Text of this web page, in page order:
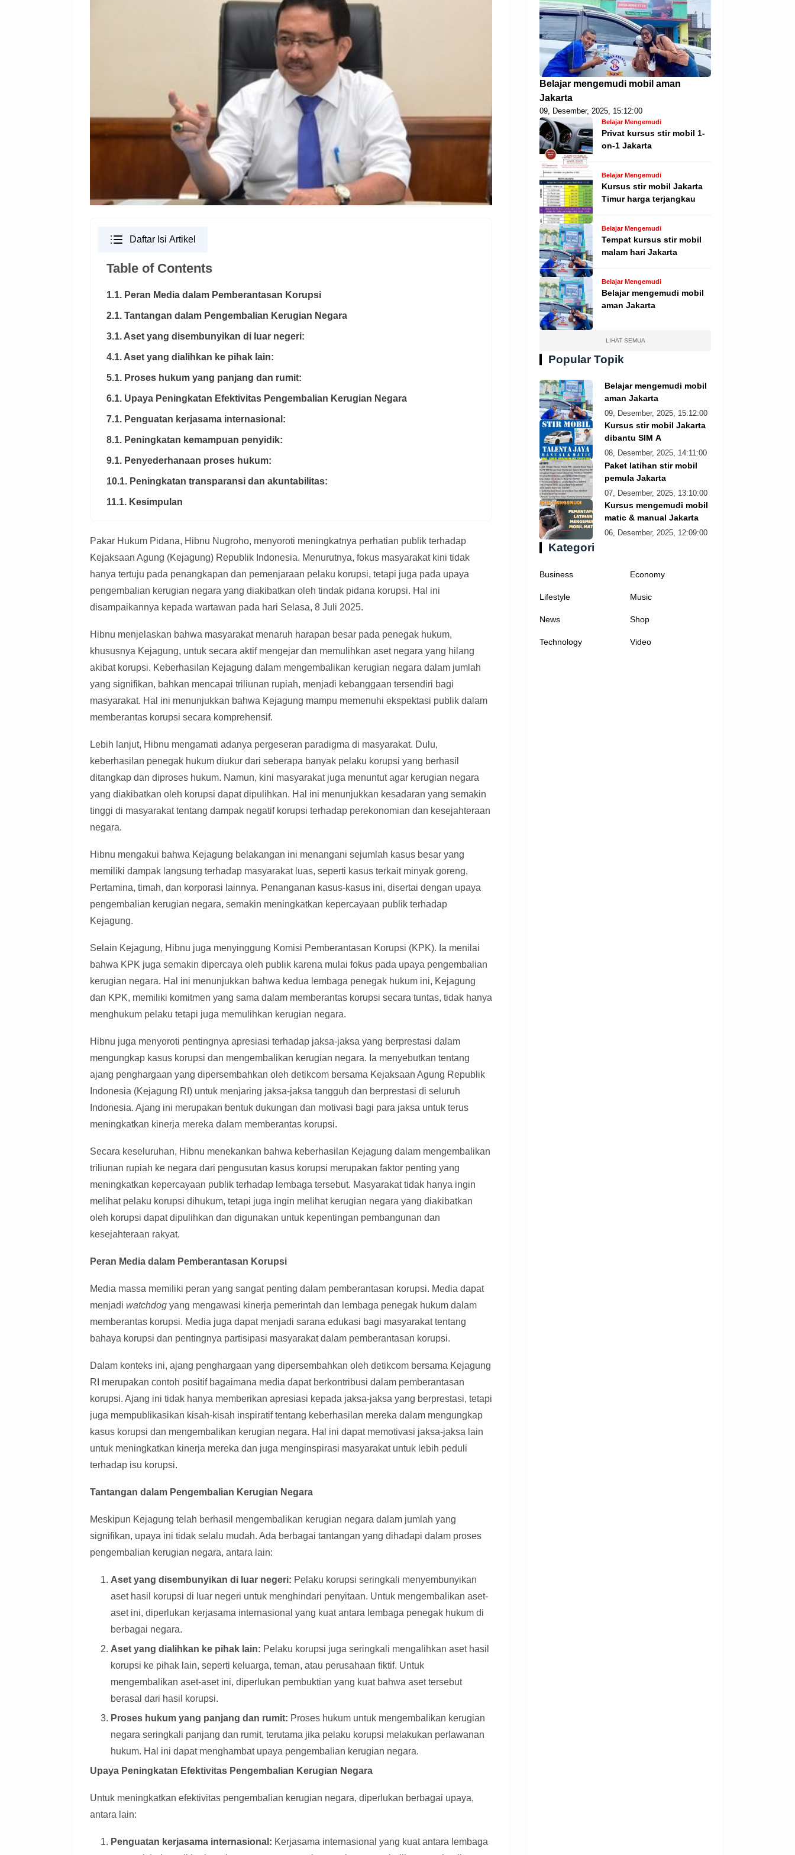
Daftar Isi Artikel
Table of Contents
1.1. Peran Media dalam Pemberantasan Korupsi
2.1. Tantangan dalam Pengembalian Kerugian Negara
3.1. Aset yang disembunyikan di luar negeri:
4.1. Aset yang dialihkan ke pihak lain:
5.1. Proses hukum yang panjang dan rumit:
6.1. Upaya Peningkatan Efektivitas Pengembalian Kerugian Negara
7.1. Penguatan kerjasama internasional:
8.1. Peningkatan kemampuan penyidik:
9.1. Penyederhanaan proses hukum:
10.1. Peningkatan transparansi dan akuntabilitas:
11.1. Kesimpulan
Pakar Hukum Pidana, Hibnu Nugroho, menyoroti meningkatnya perhatian publik terhadap
Kejaksaan Agung (Kejagung) Republik Indonesia. Menurutnya, fokus masyarakat kini tidak
hanya tertuju pada penangkapan dan pemenjaraan pelaku korupsi, tetapi juga pada upaya
pengembalian kerugian negara yang diakibatkan oleh tindak pidana korupsi. Hal ini
disampaikannya kepada wartawan pada hari Selasa, 8 Juli 2025.
Hibnu menjelaskan bahwa masyarakat menaruh harapan besar pada penegak hukum,
khususnya Kejagung, untuk secara aktif mengejar dan memulihkan aset negara yang hilang
akibat korupsi. Keberhasilan Kejagung dalam mengembalikan kerugian negara dalam jumlah
yang signifikan, bahkan mencapai triliunan rupiah, menjadi kebanggaan tersendiri bagi
masyarakat. Hal ini menunjukkan bahwa Kejagung mampu memenuhi ekspektasi publik dalam
memberantas korupsi secara komprehensif.
Lebih lanjut, Hibnu mengamati adanya pergeseran paradigma di masyarakat. Dulu,
keberhasilan penegak hukum diukur dari seberapa banyak pelaku korupsi yang berhasil
ditangkap dan diproses hukum. Namun, kini masyarakat juga menuntut agar kerugian negara
yang diakibatkan oleh korupsi dapat dipulihkan. Hal ini menunjukkan kesadaran yang semakin
tinggi di masyarakat tentang dampak negatif korupsi terhadap perekonomian dan kesejahteraan
negara.
Hibnu mengakui bahwa Kejagung belakangan ini menangani sejumlah kasus besar yang
memiliki dampak langsung terhadap masyarakat luas, seperti kasus terkait minyak goreng,
Pertamina, timah, dan korporasi lainnya. Penanganan kasus-kasus ini, disertai dengan upaya
pengembalian kerugian negara, semakin meningkatkan kepercayaan publik terhadap
Kejagung.
Selain Kejagung, Hibnu juga menyinggung Komisi Pemberantasan Korupsi (KPK). Ia menilai
bahwa KPK juga semakin dipercaya oleh publik karena mulai fokus pada upaya pengembalian
kerugian negara. Hal ini menunjukkan bahwa kedua lembaga penegak hukum ini, Kejagung
dan KPK, memiliki komitmen yang sama dalam memberantas korupsi secara tuntas, tidak hanya
menghukum pelaku tetapi juga memulihkan kerugian negara.
Hibnu juga menyoroti pentingnya apresiasi terhadap jaksa-jaksa yang berprestasi dalam
mengungkap kasus korupsi dan mengembalikan kerugian negara. Ia menyebutkan tentang
ajang penghargaan yang dipersembahkan oleh detikcom bersama Kejaksaan Agung Republik
Indonesia (Kejagung RI) untuk menjaring jaksa-jaksa tangguh dan berprestasi di seluruh
Indonesia. Ajang ini merupakan bentuk dukungan dan motivasi bagi para jaksa untuk terus
meningkatkan kinerja mereka dalam memberantas korupsi.
Secara keseluruhan, Hibnu menekankan bahwa keberhasilan Kejagung dalam mengembalikan
triliunan rupiah ke negara dari pengusutan kasus korupsi merupakan faktor penting yang
meningkatkan kepercayaan publik terhadap lembaga tersebut. Masyarakat tidak hanya ingin
melihat pelaku korupsi dihukum, tetapi juga ingin melihat kerugian negara yang diakibatkan
oleh korupsi dapat dipulihkan dan digunakan untuk kepentingan pembangunan dan
kesejahteraan rakyat.
Peran Media dalam Pemberantasan Korupsi
Media massa memiliki peran yang sangat penting dalam pemberantasan korupsi. Media dapat
menjadi watchdog yang mengawasi kinerja pemerintah dan lembaga penegak hukum dalam
memberantas korupsi. Media juga dapat menjadi sarana edukasi bagi masyarakat tentang
bahaya korupsi dan pentingnya partisipasi masyarakat dalam pemberantasan korupsi.
Dalam konteks ini, ajang penghargaan yang dipersembahkan oleh detikcom bersama Kejagung
RI merupakan contoh positif bagaimana media dapat berkontribusi dalam pemberantasan
korupsi. Ajang ini tidak hanya memberikan apresiasi kepada jaksa-jaksa yang berprestasi, tetapi
juga mempublikasikan kisah-kisah inspiratif tentang keberhasilan mereka dalam mengungkap
kasus korupsi dan mengembalikan kerugian negara. Hal ini dapat memotivasi jaksa-jaksa lain
untuk meningkatkan kinerja mereka dan juga menginspirasi masyarakat untuk lebih peduli
terhadap isu korupsi.
Tantangan dalam Pengembalian Kerugian Negara
Meskipun Kejagung telah berhasil mengembalikan kerugian negara dalam jumlah yang
signifikan, upaya ini tidak selalu mudah. Ada berbagai tantangan yang dihadapi dalam proses
pengembalian kerugian negara, antara lain:
Aset yang disembunyikan di luar negeri: Pelaku korupsi seringkali menyembunyikan
aset hasil korupsi di luar negeri untuk menghindari penyitaan. Untuk mengembalikan aset-
aset ini, diperlukan kerjasama internasional yang kuat antara lembaga penegak hukum di
berbagai negara.
Aset yang dialihkan ke pihak lain: Pelaku korupsi juga seringkali mengalihkan aset hasil
korupsi ke pihak lain, seperti keluarga, teman, atau perusahaan fiktif. Untuk
mengembalikan aset-aset ini, diperlukan pembuktian yang kuat bahwa aset tersebut
berasal dari hasil korupsi.
Proses hukum yang panjang dan rumit: Proses hukum untuk mengembalikan kerugian
negara seringkali panjang dan rumit, terutama jika pelaku korupsi melakukan perlawanan
hukum. Hal ini dapat menghambat upaya pengembalian kerugian negara.
Upaya Peningkatan Efektivitas Pengembalian Kerugian Negara
Untuk meningkatkan efektivitas pengembalian kerugian negara, diperlukan berbagai upaya,
antara lain:
Penguatan kerjasama internasional: Kerjasama internasional yang kuat antara lembaga
Belajar mengemudi mobil aman
Jakarta
09, Desember, 2025, 15:12:00
Belajar Mengemudi
Privat kursus stir mobil 1-
on-1 Jakarta
Belajar Mengemudi
Kursus stir mobil Jakarta
Timur harga terjangkau
Belajar Mengemudi
Tempat kursus stir mobil
malam hari Jakarta
Belajar Mengemudi
Belajar mengemudi mobil
aman Jakarta
LIHAT SEMUA
Popular Topik
Belajar mengemudi mobil
aman Jakarta
09, Desember, 2025, 15:12:00
Kursus stir mobil Jakarta
dibantu SIM A
08, Desember, 2025, 14:11:00
Paket latihan stir mobil
pemula Jakarta
07, Desember, 2025, 13:10:00
Kursus mengemudi mobil
matic & manual Jakarta
06, Desember, 2025, 12:09:00
Kategori
Business Economy
Lifestyle Music
News Shop
Technology Video